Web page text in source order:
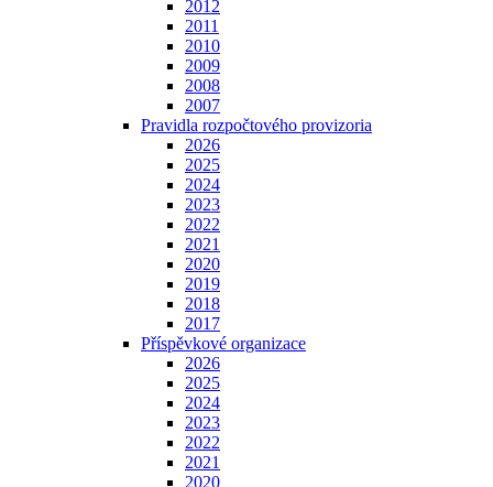
2012
2011
2010
2009
2008
2007
Pravidla rozpočtového provizoria
2026
2025
2024
2023
2022
2021
2020
2019
2018
2017
Příspěvkové organizace
2026
2025
2024
2023
2022
2021
2020